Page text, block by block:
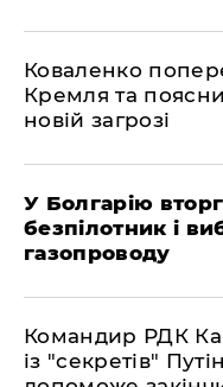
Коваленко
Кремля та
новій загрозі
У Болгарію
безпілотник і
газопроводу
Командир РДК
із "секретів"